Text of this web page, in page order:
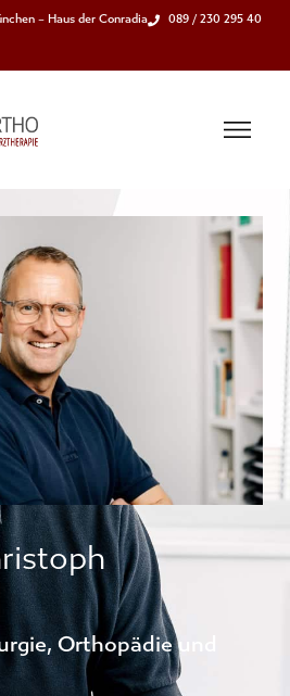
– Haus der Conradia 089 / 230 295 40
Orthopädie und